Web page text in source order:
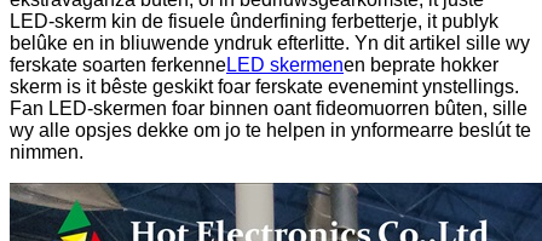
LED-skerm kin de fisuele ûnderfining ferbetterje, it publyk
belûke en in bliuwende yndruk efterlitte. Yn dit artikel sille wy
ferskate soarten ferkenneLED skermenen beprate hokker
skerm is it bêste geskikt foar ferskate evenemint ynstellings.
Fan LED-skermen foar binnen oant fideomuorren bûten, sille
wy alle opsjes dekke om jo te helpen in ynformearre beslút te
nimmen.